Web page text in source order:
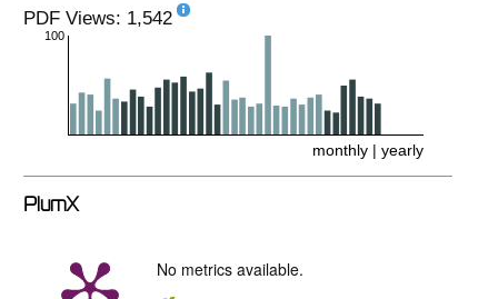
PDF Views: 1,542
100
monthly |yearly
PlumX
No metrics available.